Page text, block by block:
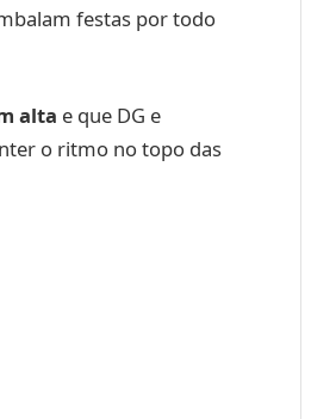
festas por todo
alta e que DG e
o ritmo no topo das